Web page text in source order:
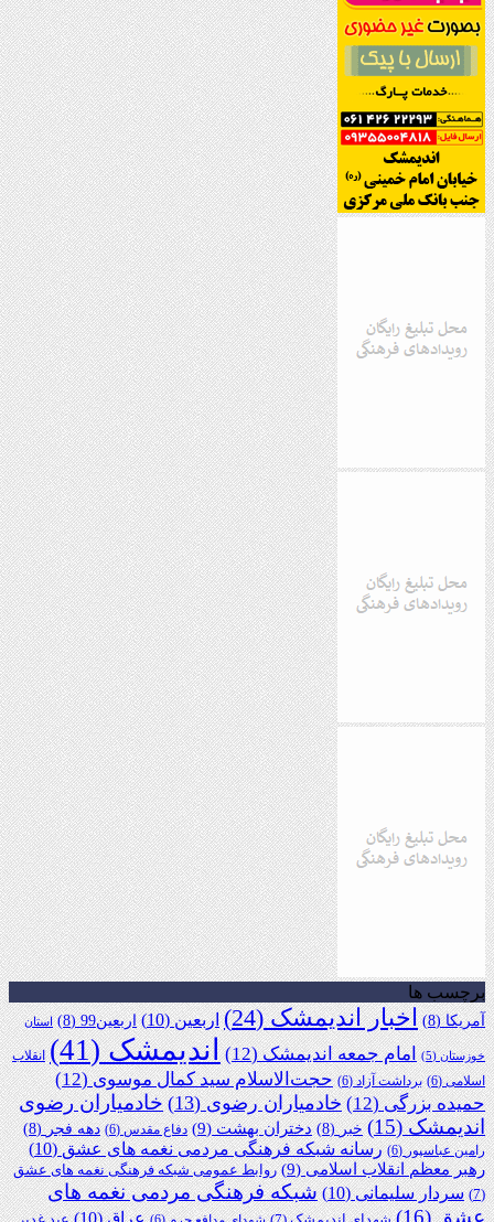
برچسب ها
آمریکا(8) اخبار اندیمشک(24) اربعین(10) اربعین99 (8) استان
خوزستان(5) امام جمعه اندیمشک(12) اندیمشک(41)
انقلاب
اسلامی(6) برداشت آزاد(6) حجت‌الاسلام سید کمال موسوی(12)
حمیده بزرگی(12) خادمیاران رضوی(13)
خادمیاران رضوی
اندیمشک(15) خبر(8) دختران بهشت(9) دفاع مقدس(6) دهه فجر(8)
رامین عباسپور(6) رسانه شبکه فرهنگی مردمی نغمه های عشق(10)
رهبر معظم انقلاب اسلامی(9)
روابط عمومی شبکه فرهنگی نغمه های عشق
(7)
سردار سلیمانی(10)
شبکه فرهنگی مردمی نغمه های